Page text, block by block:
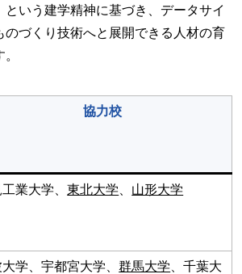
という建学精神に基づき、データサイ
のづくり技術へと展開できる人材の育
協力校
工業大学、東北大学 山形大学
大学、宇都宮大学、群馬大学 、千葉大